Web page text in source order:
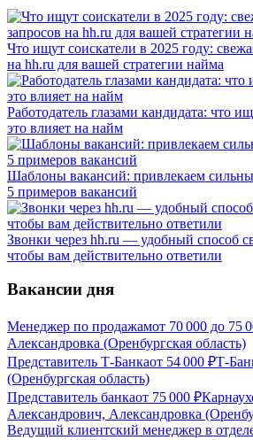
Что ищут соискатели в 2025 году:
на hh.ru для вашей стратегии найма
Работодатель глазами кандидата: что
это влияет на найм
Шаблоны вакансий: привлекаем
5 примеров вакансий
Звонки через hh.ru — удобный способ
чтобы вам действительно ответили
Вакансии дня
Менеджер по продажамот 70 000 до 75
Александровка (Оренбургская область)
Представитель Т-Банкаот 54 000 ₽Т-
(Оренбургская область)
Представитель банкаот 75 000 ₽
Александрович, Александровка
Ведущий клиентский менеджер в